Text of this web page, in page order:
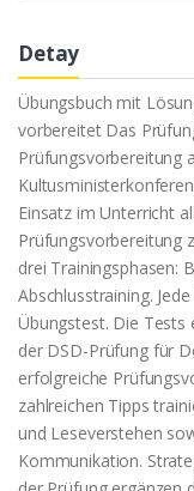
Detay
Übungsbuch mit
vorbereitet Das
Prüfungsvorbereitung
Einsatz im Unterricht
Prüfungsvorbereitung
drei Trainingsphasen:
Abschlusstraining.
Übungstest. Die Tests
der DSD-Prüfung für
erfolgreiche
zahlreichen Tipps
und Leseverstehen
Kommunikation.